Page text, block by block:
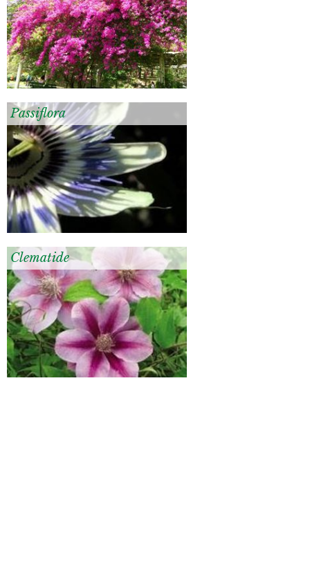
Passiflora
Clematide